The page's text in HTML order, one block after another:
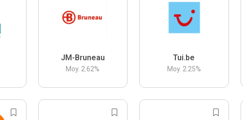
JM-Bruneau
Moy. 2.62%
Tui.be
Moy. 2.25%